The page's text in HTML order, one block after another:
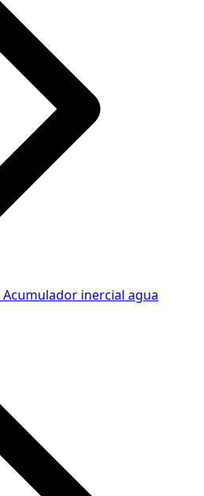
Acumulador inercial agua